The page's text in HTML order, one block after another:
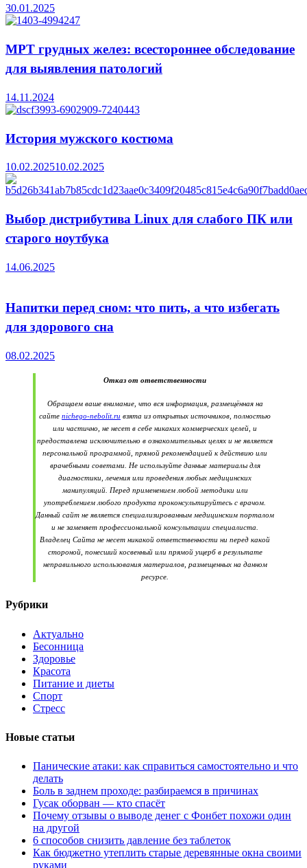
30.01.2025
МРТ грудных желез: всестороннее обследование
для выявления патологий
14.11.2024
История мужского костюма
10.02.202510.02.2025
Выбор дистрибутива Linux для слабого ПК или
старого ноутбука
14.06.2025
Напитки перед сном: что пить, а что избегать
для здорового сна
08.02.2025
Отказ от ответственности
Обращаем ваше внимание, что вся информация, размещённая на
сайте nichego-nebolit.ru взята из открытых источников, полностью
или частично, не несет в себе никаких коммерческих целей, и
предоставлена исключительно в ознакомительных целях и не является
персональной программой, прямой рекомендацией к действию или
врачебными советами. Не используйте данные материалы для
диагностики, лечения или проведения любых медицинских
манипуляций. Перед применением любой методики или
употреблением любого продукта проконсультируйтесь с врачом.
Данный сайт не является специализированным медицинским порталом
и не заменяет профессиональной консультации специалиста.
Владелец Сайта не несет никакой ответственности ни перед какой
стороной, понесший косвенный или прямой ущерб в результате
неправильного использования материалов, размещенных на данном
ресурсе.
Рубрики
Актуально
Бесонница
Здоровье
Красота
Питание и диеты
Спорт
Стресс
Новые статьи
Панические атаки: как справиться самостоятельно и что
делать
Боль в заднем проходе: разбираемся в причинах
Гусак оборван — кто спасёт
Почему отзывы о выводе денег с Фонбет похожи один
на другой
6 способов снизить давление без таблеток
Как бюджетно утеплить старые деревянные окна своими
руками